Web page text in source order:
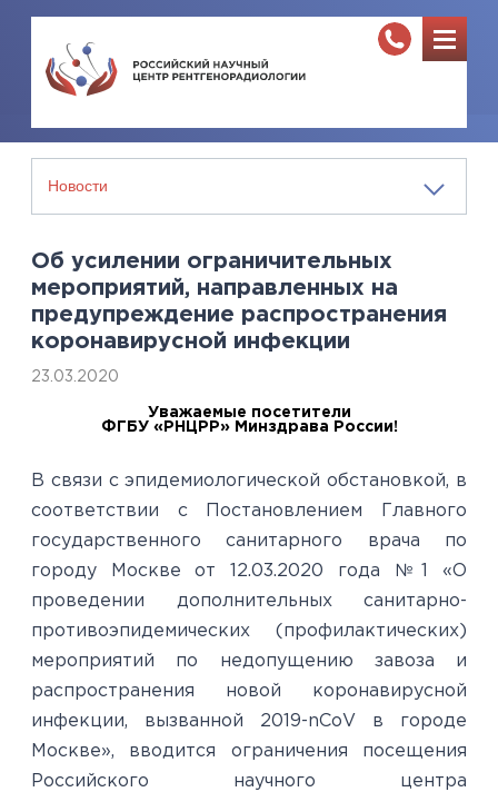
Об усилении ограничительных
мероприятий, направленных на
предупреждение распространения
коронавирусной инфекции
23.03.2020
Уважаемые посетители
ФГБУ «РНЦРР» Минздрава России!
В связи с эпидемиологической обстановкой, в
соответствии с Постановлением Главного
государственного санитарного врача по
городу Москве от 12.03.2020 года №1 «О
проведении дополнительных санитарно-
противоэпидемических (профилактических)
мероприятий по недопущению завоза и
распространения новой коронавирусной
инфекции, вызванной 2019-nCoV в городе
Москве», вводится ограничения посещения
Российского научного центра